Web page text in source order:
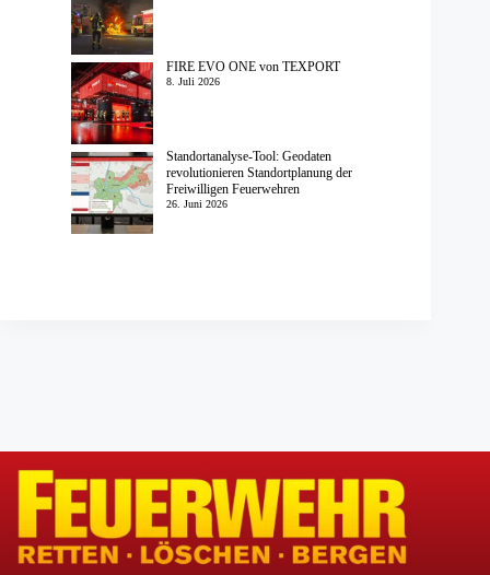
FIRE EVO ONE von TEXPORT
8. Juli 2026
Standortanalyse-Tool: Geodaten
revolutionieren Standortplanung der
Freiwilligen Feuerwehren
26. Juni 2026